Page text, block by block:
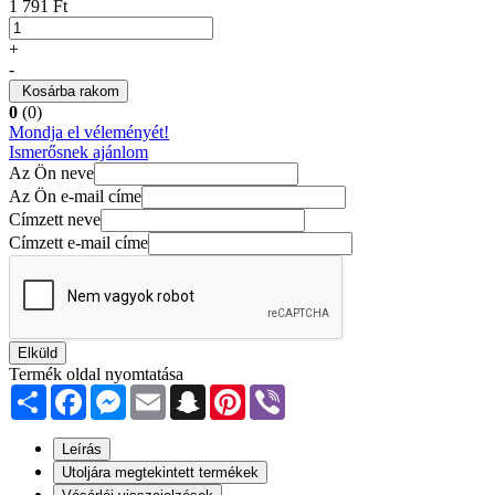
1 791 Ft
+
-
Kosárba rakom
0 (0)
Mondja el véleményét!
Ismerősnek ajánlom
Az Ön neve
Az Ön e-mail címe
Címzett neve
Címzett e-mail címe
Elküld
Termék oldal nyomtatása
Share FacebookMessenger
Email SnapchatPinterest
Leírás
Utoljára megtekintett termékek